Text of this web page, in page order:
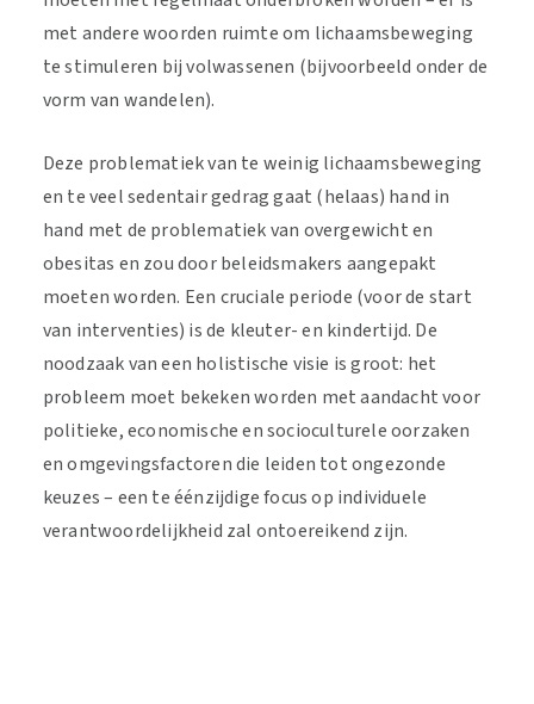
met andere woorden ruimte om lichaamsbeweging
te stimuleren bij volwassenen (bijvoorbeeld onder de
vorm van wandelen).
Deze problematiek van te weinig lichaamsbeweging
en te veel sedentair gedrag gaat (helaas) hand in
hand met de problematiek van overgewicht en
obesitas en zou door beleidsmakers aangepakt
moeten worden. Een cruciale periode (voor de start
van interventies) is de kleuter- en kindertijd. De
noodzaak van een holistische visie is groot: het
probleem moet bekeken worden met aandacht voor
politieke, economische en socioculturele oorzaken
en omgevingsfactoren die leiden tot ongezonde
keuzes – een te éénzijdige focus op individuele
verantwoordelijkheid zal ontoereikend zijn.